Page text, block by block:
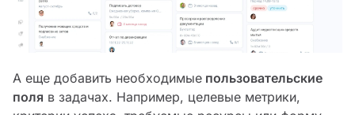
А еще добавить необходимые пользовательские
поля в задачах. Например, целевые метрики,